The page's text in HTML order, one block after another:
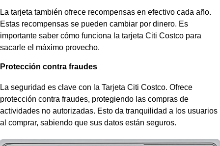
La tarjeta también ofrece recompensas en efectivo cada año.
Estas recompensas se pueden cambiar por dinero. Es
importante saber cómo funciona la tarjeta Citi Costco para
sacarle el máximo provecho.
Protección contra fraudes
La seguridad es clave con la Tarjeta Citi Costco. Ofrece
protección contra fraudes, protegiendo las compras de
actividades no autorizadas. Esto da tranquilidad a los usuarios
al comprar, sabiendo que sus datos están seguros.